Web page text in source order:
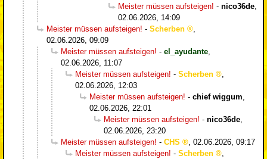
Meister müssen aufsteigen! - nico36de
02.06.2026, 14:09
Meister müssen aufsteigen! - Scherben
02.06.2026, 09:09
Meister müssen aufsteigen! - el_ayudante
02.06.2026, 11:07
Meister müssen aufsteigen! - Scherben
02.06.2026, 12:03
Meister müssen aufsteigen! - chief wiggum
02.06.2026, 22:01
Meister müssen aufsteigen! - nico36de
02.06.2026, 23:20
Meister müssen aufsteigen! - CHS
02.06.2026, 09:17
Meister müssen aufsteigen! - Scherben